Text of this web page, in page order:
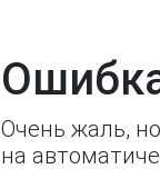
Очень жаль,
на